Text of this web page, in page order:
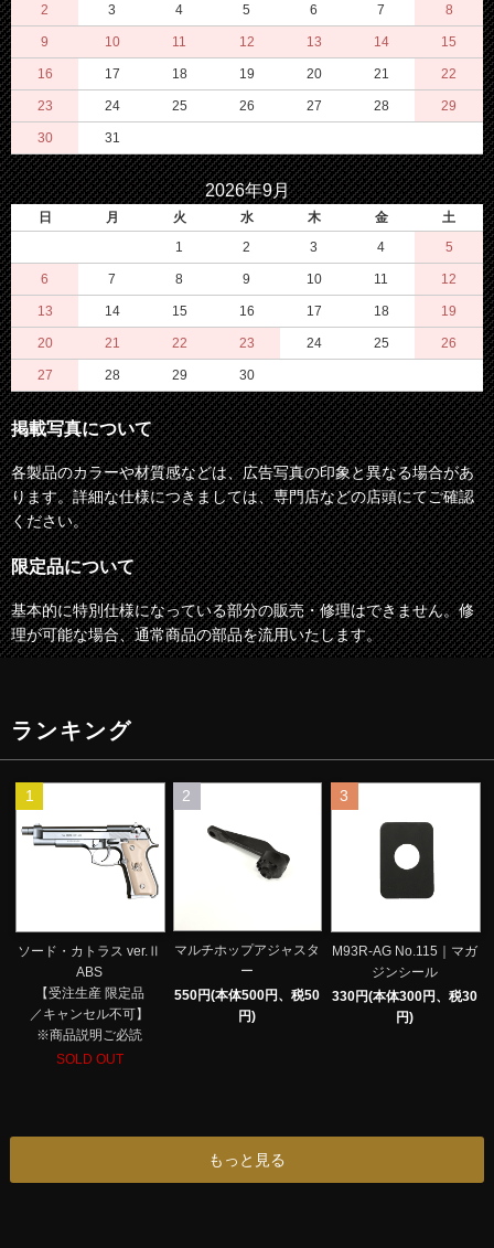
2 3 4 5 6 7 8
9 10 11 12 13 14 15
16 17 18 19 20 21 22
23 24 25 26 27 28 29
30 31
2026年9月
日 月 火 水 木 金
土
1
2 3 4 5
6 7 8 9 10 11 12
13 14 15 16 17 18 19
20 21 22 23 24 25 26
27 28 29 30
掲載写真について
各製品のカラーや材質感などは、広告写真の印象と異なる場合があ
ります。詳細な仕様につきましては、専門店などの店頭にてご確認
ください。
限定品について
基本的に特別仕様になっている部分の販売・修理はできません。修
理が可能な場合、通常商品の部品を流用いたします。
ランキング
1
ソード・カトラス ver.Ⅱ
ABS
【受注生産 限定品
／キャンセル不可】
※商品説明ご必読
SOLD OUT
2
マルチホップアジャスタ
ー
550円(本体500円、税50
円)
3
M93R-AG No.115｜マガ
ジンシール
330円(本体300円、税30
円)
もっと見る